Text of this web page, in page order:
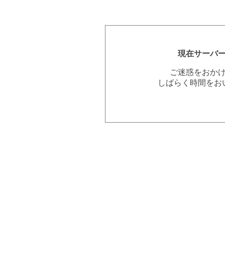
現在サーバ
ご迷惑をおか
しばらく時間を